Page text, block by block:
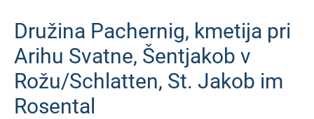
Družina Pachernig, kmetija pri
Arihu Svatne, Šentjakob v
Rožu/Schlatten, St. Jakob im
Rosental